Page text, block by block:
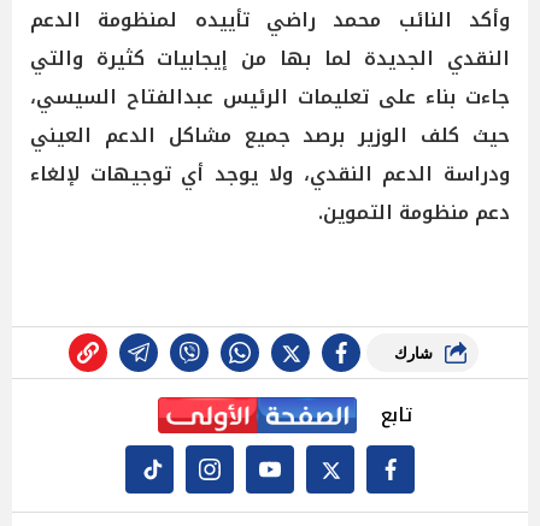
وأكد النائب محمد راضي تأييده لمنظومة الدعم
النقدي الجديدة لما بها من إيجابيات كثيرة والتي
جاءت بناء على تعليمات الرئيس عبدالفتاح السيسي،
حيث كلف الوزير برصد جميع مشاكل الدعم العيني
ودراسة الدعم النقدي، ولا يوجد أي توجيهات لإلغاء
دعم منظومة التموين.
شارك
تابع